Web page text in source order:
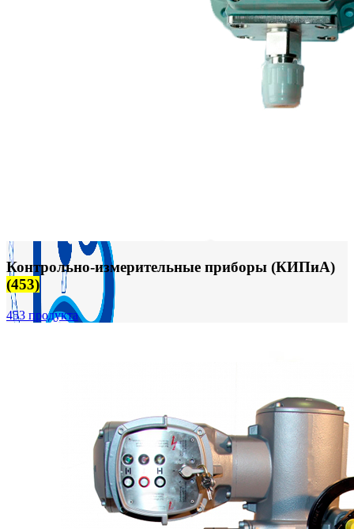
Контрольно-измерительные приборы (КИПиА)
(453)
453 продукта